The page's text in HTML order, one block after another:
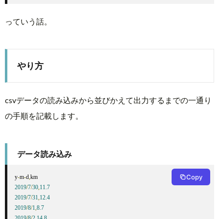
っていう話。
やり方
csvデータの読み込みから並びかえて出力するまでの一通り
の手順を記載します。
データ読み込み
y-m-d
2019/7/30 11.7
2019/7/31 12.4
2019/8/1 8.7
Copy